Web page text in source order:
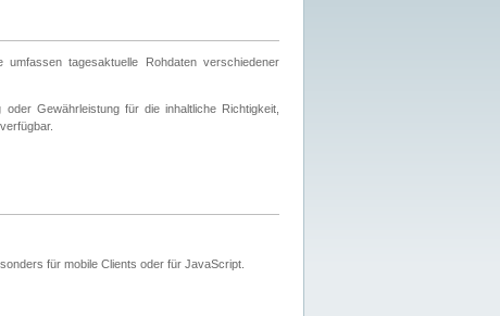
tagesaktuelle Rohdaten verschiedener
Gewährleistung für die inhaltliche Richtigkeit,
für mobile Clients oder für JavaScript.